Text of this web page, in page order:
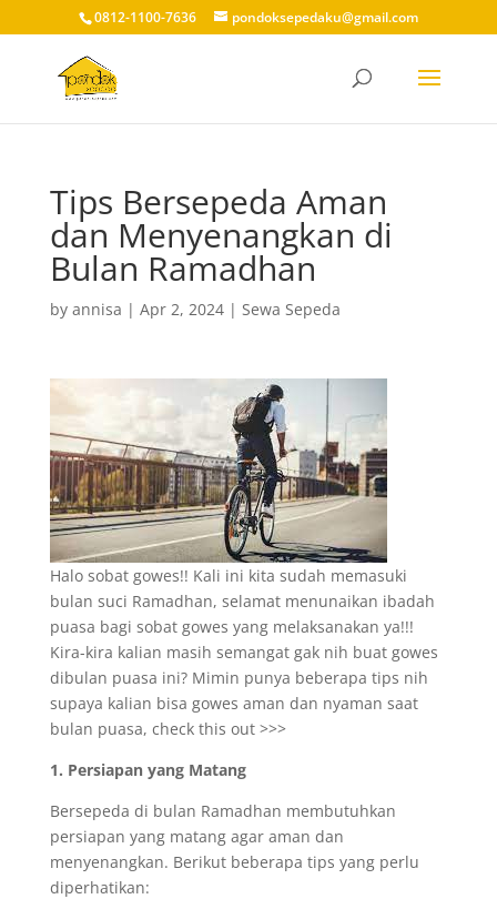
0812-1100-7636 pondoksepedaku@gmail.com
Tips Bersepeda Aman
dan Menyenangkan di
Bulan Ramadhan
by annisa | Apr 2, 2024| Sewa Sepeda
Halo sobat gowes!! Kali ini kita sudah memasuki
bulan suci Ramadhan, selamat menunaikan ibadah
puasa bagi sobat gowes yang melaksanakan ya!!!
Kira-kira kalian masih semangat gak nih buat gowes
dibulan puasa ini? Mimin punya beberapa tips nih
supaya kalian bisa gowes aman dan nyaman saat
bulan puasa, check this out >>>
1. Persiapan yang Matang
Bersepeda di bulan Ramadhan membutuhkan
persiapan yang matang agar aman dan
menyenangkan. Berikut beberapa tips yang perlu
diperhatikan: